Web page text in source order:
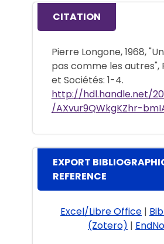
CITATION
Pierre Longone, 1968,
pas comme les autres",
et Sociétés: 1-4.
http://hdl.handle.net/
/AXvur9QWkgKZhr-
EXPORT
REFERENCE
Excel/Libre Office |
(Zotero) |